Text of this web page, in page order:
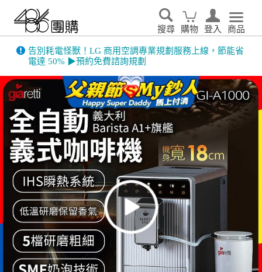
搜尋 購物 登入 商品
告別耗電怪獸！LG 商用空調專業規劃服務上線，節能省
電達 50% ▶預約免費諮詢規劃